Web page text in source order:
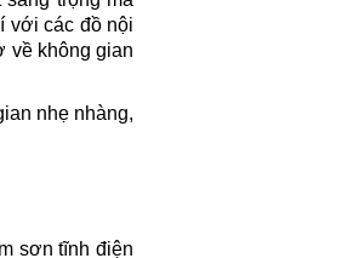
với các đồ nội
về không gian
nhẹ nhàng,
sơn tĩnh điện